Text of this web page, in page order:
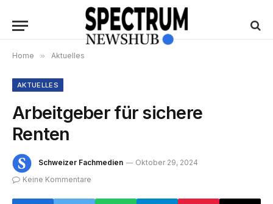
Home » Aktuelles
AKTUELLES
Arbeitgeber für sichere
Renten
Schweizer Fachmedien
Oktober 29, 2024
Keine Kommentare